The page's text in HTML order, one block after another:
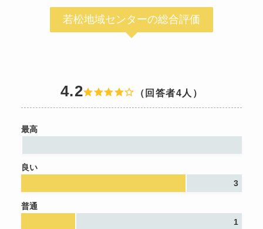
若松地域センターの総合評価
4.2 （回答者4人）
最高
良い
3
普通
1